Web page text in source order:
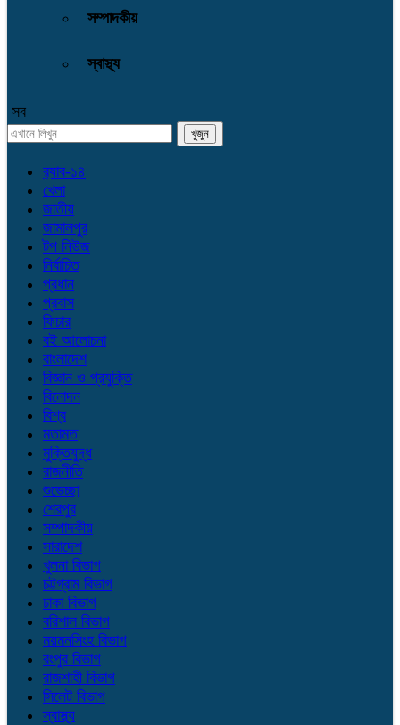
সম্পাদকীয়
স্বাস্থ্য
সব
র‌্যাব-১৪
খেলা
জাতীয়
জামালপুর
টপ নিউজ
নির্বাচিত
প্রধান
প্রবাস
ফিচার
বই আলোচনা
বাংলাদেশ
বিজ্ঞান ও প্রযুক্তি
বিনোদন
বিশ্ব
মতামত
মুক্তিযুদ্ধ
রাজনীতি
শুভেচ্ছা
শেরপুর
সম্পাদকীয়
সারাদেশ
খুলনা বিভাগ
চট্টগ্রাম বিভাগ
ঢাকা বিভাগ
বরিশাল বিভাগ
ময়মনসিংহ বিভাগ
রংপুর বিভাগ
রাজশাহী বিভাগ
সিলেট বিভাগ
স্বাস্থ্য